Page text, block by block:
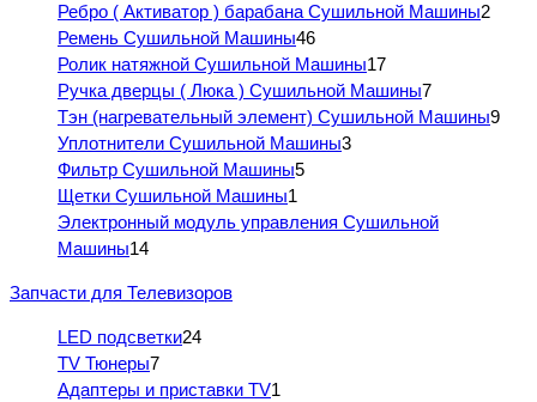
Ребро ( Активатор ) барабана Сушильной Машины2
Ремень Сушильной Машины46
Ролик натяжной Сушильной Машины17
Ручка дверцы ( Люка ) Сушильной Машины7
Тэн (нагревательный элемент) Сушильной Машины9
Уплотнители Сушильной Машины3
Фильтр Сушильной Машины5
Щетки Сушильной Машины1
Электронный модуль управления Сушильной
Машины14
Запчасти для Телевизоров
LED подсветки24
TV Тюнеры7
Адаптеры и приставки TV1